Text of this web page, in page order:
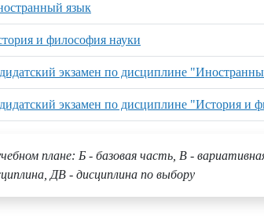
язык
и философия науки
экзамен по дисциплине
экзамен по дисциплине "История и
плане: Б - базовая часть, В -
ДВ - дисциплина по выбору